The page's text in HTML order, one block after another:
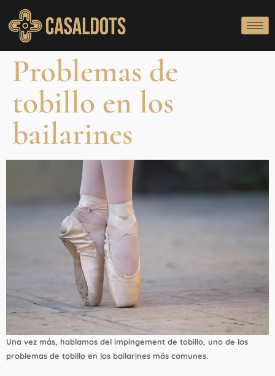
Problemas de
tobillo en los
bailarines
Una vez más, hablamos del impingement de tobillo, uno de los
problemas de tobillo en los bailarines más comunes.